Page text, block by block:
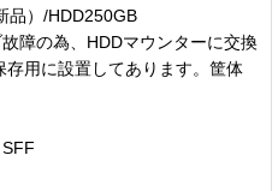
品）/HDD250GB
故障の為、HDDマウンターに交換
存用に設置してあります。筐体